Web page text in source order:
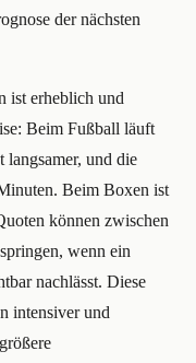
der nächsten
ist erheblich und
Beim Fußball läuft
und die
Beim Boxen ist
können zwischen
wenn ein
nachlässt. Diese
intensiver und